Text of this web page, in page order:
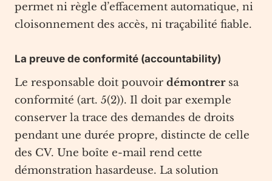
permet ni règle d’effacement automatique, ni
cloisonnement des accès, ni traçabilité fiable.
La preuve de conformité (accountability)
Le responsable doit pouvoir démontrersa
conformité (art. 5(2)). Il doit par exemple
conserver la trace des demandes de droits
pendant une durée propre, distincte de celle
des CV. Une boîte e-mail rend cette
démonstration hasardeuse. La solution